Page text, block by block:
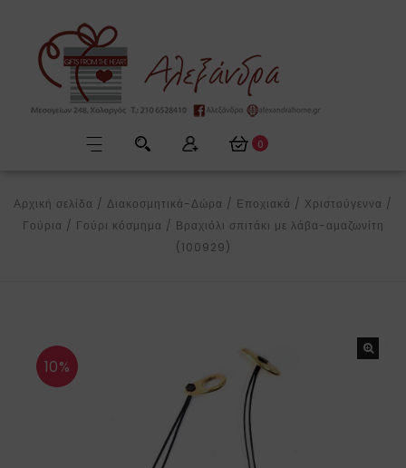
0
Αρχική σελίδα / Διακοσμητικά-Δώρα / Εποχιακά / Χριστούγεννα /
Γούρια / Γούρι κόσμημα / Βραχιόλι σπιτάκι με λάβα-αμαζωνίτη
(100929)
10%